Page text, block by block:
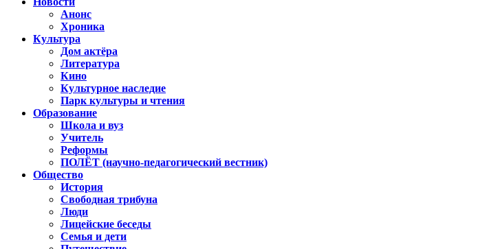
Анонс
Хроника
Культура
Дом актёра
Литература
Кино
Культурное наследие
Парк культуры и чтения
Образование
Школа и вуз
Учитель
Реформы
ПОЛЁТ (научно-педагогический вестник)
Общество
История
Свободная трибуна
Люди
Лицейские беседы
Семья и дети